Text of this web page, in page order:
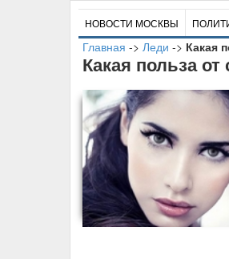
НОВОСТИ МОСКВЫ
Главная -> Леди -> Какая
Какая польза от